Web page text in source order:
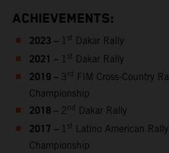
ACHIEVEMENTS:
2023 – 1 st Dakar Rally
2021 – 1 st Dakar Rally
2019 – 3 rd
FIM Cross-Country
Championship
2018 – 2 nd Dakar Rally
2017 – 1 st Latino American
Championship